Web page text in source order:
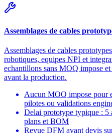
Assemblages de cables
Assemblages de cables
robotiques, equipes NPI et
echantillons sans MOQ impose et
avant la production.
Aucun MOQ impose pour
pilotes ou validations
Delai prototype typique : 5
plans et BOM
Revue DFM avant devis